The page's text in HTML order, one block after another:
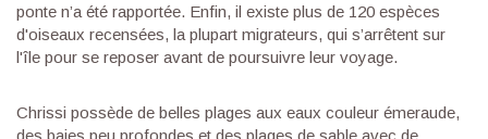
ponte n’a été rapportée. Enfin, il existe plus de 120 espèces
d'oiseaux recensées, la plupart migrateurs, qui s’arrêtent sur
l'île pour se reposer avant de poursuivre leur voyage.
Chrissi possède de belles plages aux eaux couleur émeraude,
des baies peu profondes et des plages de sable avec de